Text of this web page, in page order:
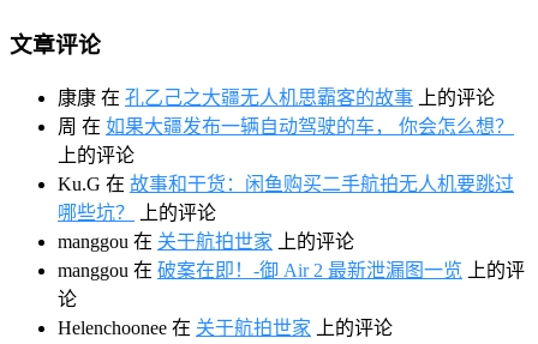
文章评论
康康 在 孔乙己之大疆无人机思霸客的故事 上的评论
周 在 如果大疆发布一辆自动驾驶的车， 你会怎么想？
上的评论
Ku.G 在 故事和干货：闲鱼购买二手航拍无人机要跳过
哪些坑？
上的评论
manggou 在 关于航拍世家 上的评论
manggou 在 破案在即！-御 Air 2 最新泄漏图一览 上的评
论
Helenchoonee 在 关于航拍世家 上的评论